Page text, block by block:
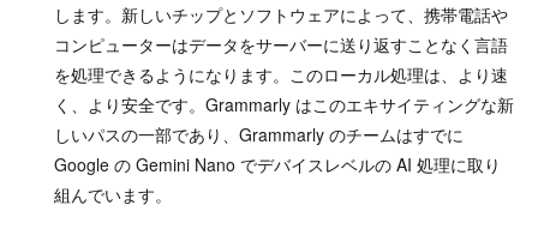
します。新しいチップとソフトウェアによって、携帯電話や
コンピューターはデータをサーバーに送り返すことなく言語
を処理できるようになります。このローカル処理は、より速
く、より安全です。Grammarly はこのエキサイティングな新
しいパスの一部であり、Grammarly のチームはすでに
Google の Gemini Nano でデバイスレベルの AI 処理に取り
組んでいます。